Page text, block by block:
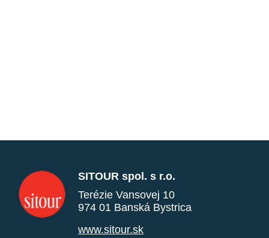
SITOUR spol. s r.o.
Terézie Vansovej 10
974 01 Banská Bystrica
www.sitour.sk